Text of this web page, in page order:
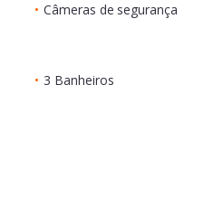
• Câmeras de segurança
• 3 Banheiros